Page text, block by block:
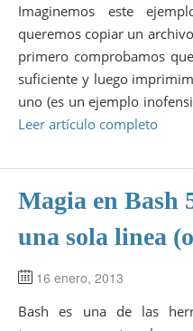
Imaginemos este
queremos copiar un
primero comprobamos
suficiente y luego
uno (es un ejemplo
Leer artículo completo
Magia en Bash
una sola linea
16 enero, 2013
Bash es una de las